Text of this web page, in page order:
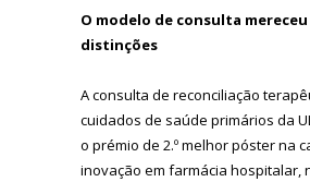
O modelo de consulta
distinções
A consulta de reconciliação
cuidados de saúde primários da
o prémio de 2.º melhor póster na
inovação em farmácia hospitalar,